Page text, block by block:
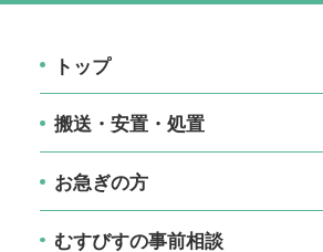
トップ
搬送・安置・処置
お急ぎの方
むすびすの事前相談